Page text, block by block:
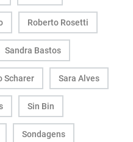
Roberto Rosetti
Sandra Bastos
Scharer Sara Alves
Sin Bin
Sondagens